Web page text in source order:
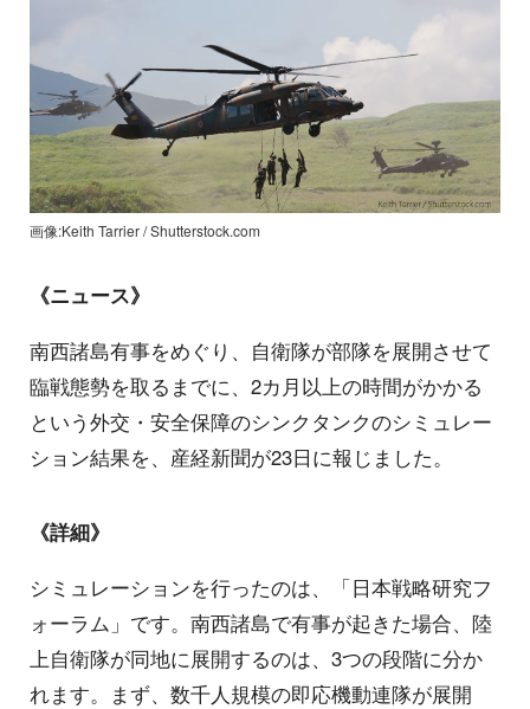
画像:Keith Tarrier / Shutterstock.com
《ニュース》
南西諸島有事をめぐり、自衛隊が部隊を展開させて
臨戦態勢を取るまでに、2カ月以上の時間がかかる
という外交・安全保障のシンクタンクのシミュレー
ション結果を、産経新聞が23日に報じました。
《詳細》
シミュレーションを行ったのは、「日本戦略研究フ
ォーラム」です。南西諸島で有事が起きた場合、陸
上自衛隊が同地に展開するのは、3つの段階に分か
れます。まず、数千人規模の即応機動連隊が展開